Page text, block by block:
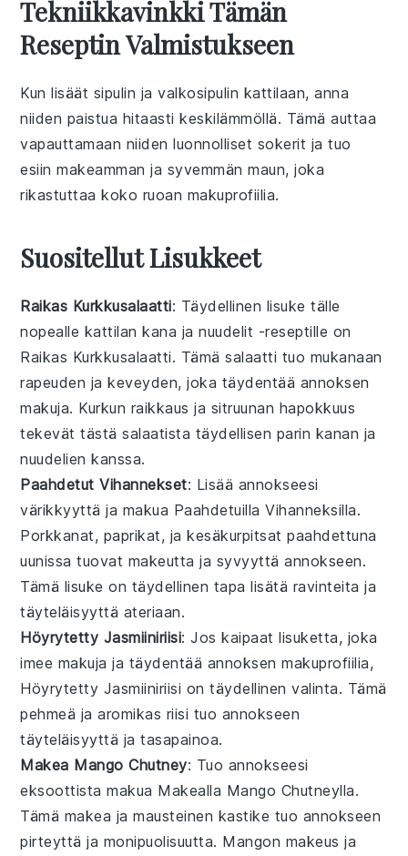
Tekniikkavinkki Tämän
Reseptin Valmistukseen
Kun lisäät sipulin javalkosipulin kattilaan, anna
niiden paistua hitaasti keskilämmöllä. Tämä auttaa
vapauttamaan niiden luonnolliset sokerit ja tuo
esiin makeamman ja syvemmän maun, joka
rikastuttaa koko ruoan makuprofiilia.
Suositellut Lisukkeet
Raikas Kurkkusalaatti: Täydellinen lisuke tälle
nopealle kattilan kana ja nuudelit -reseptille on
Raikas Kurkkusalaatti. Tämäsalaatti tuo mukanaan
rapeuden jakeveyden, joka täydentää annoksen
makuja. Kurkun raikkaus ja sitruunan hapokkuus
tekevät tästäsalaatista täydellisen parin kanan ja
nuudelien kanssa.
Paahdetut Vihannekset: Lisää annokseesi
värikkyyttä ja makua Paahdetuilla Vihanneksilla.
Porkkanat, paprikat, jakesäkurpitsat paahdettuna
uunissa tuovat makeutta ja syvyyttä annokseen.
Tämä lisuke on täydellinen tapa lisätä ravinteita ja
täyteläisyyttä ateriaan.
Höyrytetty Jasmiiniriisi: Jos kaipaatlisuketta, joka
imee makuja ja täydentää annoksen makuprofiilia,
Höyrytetty Jasmiiniriisi ontäydellinen valinta. Tämä
pehmeä jaaromikas riisi tuo annokseen
täyteläisyyttä jatasapainoa.
Makea Mango Chutney: Tuo annokseesi
eksoottista makua Makealla Mango Chutneylla.
Tämä makea jamausteinen kastike tuo annokseen
pirteyttä ja monipuolisuutta. Mangon makeus ja